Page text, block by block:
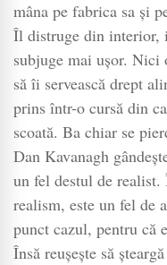
mâna pe fabrica sa și
Îl distruge din interior,
subjuge mai ușor. Nici
să îi servească drept
prins într-o cursă din
scoată. Ba chiar se
Dan Kavanagh
un fel destul de
realism, este un fel de
punct cazul, pentru că
Însă reușește să